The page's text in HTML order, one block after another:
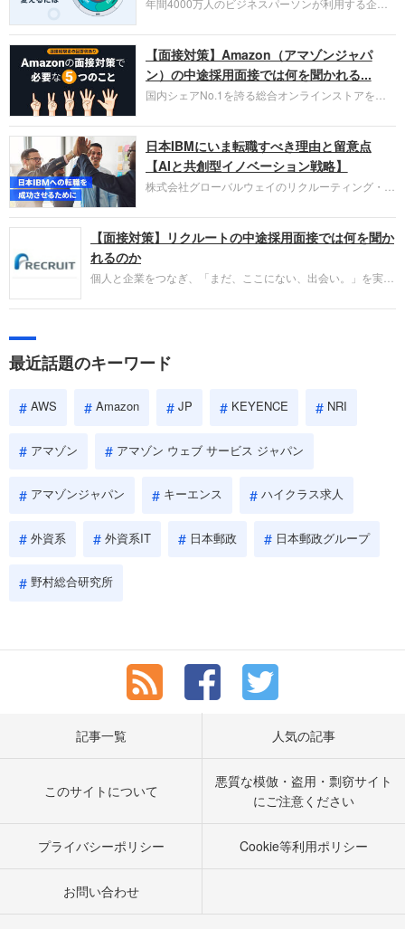
年間4000万人のビジネスパーソンが利用する企業
お勧めするイチオシ企業をご紹介します。今回はク
ラウド型CRMプラットフォームを提供する
HubSpot Japan（ハブスポット・ジャパン）株式会
社です。採用面接対策の企業研究にご活用くださ
い。
【面接対策】Amazon（アマゾンジャパ
ン）の中途採用面接では何を聞かれる...
国内シェアNo.1を誇る総合オンラインストアを運
圧倒的な存在感を持つAmazon。中途採用面接では
過去の具体的な業務成果やリーダーシップの発揮、
失敗からの学びが重視され、人間性やカルチャーフ
ィットも評価対象となり、長期的に成長できる仲間
であるかを多角的に審査されます。
日本IBMにいま転職すべき理由と留意点
【AIと共創型イノベーション戦略】
株式会社グローバルウェイのリクルーティング・パ
パーソンが利用する企業口コミサイト「キャリコ
ネ」の転職エージェントがお勧めするイチオシ企業
IBMです。採用面接対策の企業研究にご活用くださ
い。
【面接対策】リクルートの中途採用面接では何を聞か
れるのか
個人と企業をつなぎ、「まだ、ここにない、出会い。」を実現
やこれまでの成果を具体的に問われるほか、「人間性」も評価
しょう。
最近話題のキーワード
AWS Amazon JP KEYENCE NRI
アマゾン アマゾン ウェブ サービス ジャパン
アマゾンジャパン キーエンス ハイクラス求人
外資系 外資系IT 日本郵政 日本郵政グループ
野村総合研究所
記事一覧 人気の記事
このサイトについて
悪質な模倣・盗用・剽窃サイト
にご注意ください
プライバシーポリシー Cookie等利用ポリシー
お問い合わせ